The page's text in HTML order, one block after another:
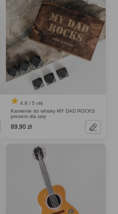
4.9 / 5 (49)
Kamienie do whisky MY DAD ROCKS
prezent dla taty
89,90 zł